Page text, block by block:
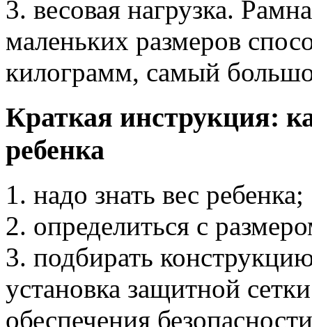
3. весовая нагрузка.
маленьких размеров
килограмм, самый
Краткая инструкция:
ребенка
1. надо знать вес ребенка;
2. определиться с
3. подбирать
установка защитной
обеспечения